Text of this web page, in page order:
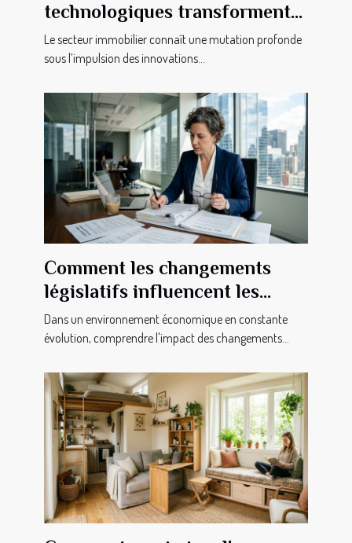
technologiques transforment-
elles le secteur immobilier ?
Le secteur immobilier connaît une mutation profonde
sous l’impulsion des innovations...
Comment les changements
législatifs influencent les
pratiques commerciales ?
Dans un environnement économique en constante
évolution, comprendre l'impact des changements...